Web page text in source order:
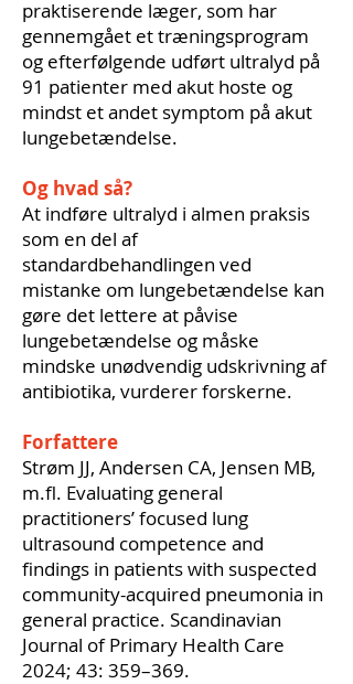
praktiserende læger, som har
gennemgået et træningsprogram
og efterfølgende udført ultralyd på
91 patienter med akut hoste og
mindst et andet symptom på akut
lungebetændelse.
Og hvad så?
At indføre ultralyd i almen praksis
som en del af
standardbehandlingen ved
mistanke om lungebetændelse kan
gøre det lettere at påvise
lungebetændelse og måske
mindske unødvendig udskrivning af
antibiotika, vurderer forskerne.
Forfattere
Strøm JJ, Andersen CA, Jensen MB,
m.fl. Evaluating general
practitioners’ focused lung
ultrasound competence and
findings in patients with suspected
community-acquired pneumonia in
general practice. Scandinavian
Journal of Primary Health Care
2024; 43: 359–369.